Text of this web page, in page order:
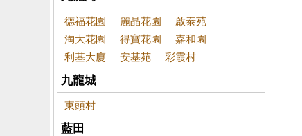
德福花園 麗晶花園
啟泰苑
淘大花園
得寶花園
嘉和園
利基大廈
安基苑 彩霞村
九龍城
東頭村
藍田